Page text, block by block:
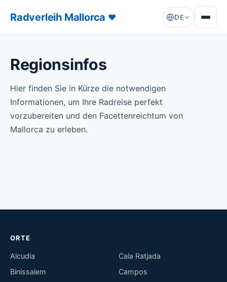
Radverleih Mallorca ♥ DE
Regionsinfos
Hier finden Sie in Kürze die notwendigen
Informationen, um Ihre Radreise perfekt
vorzubereiten und den Facettenreichtum von
Mallorca zu erleben.
ORTE
Alcudia
Binissalem
Cala Ratjada
Campos